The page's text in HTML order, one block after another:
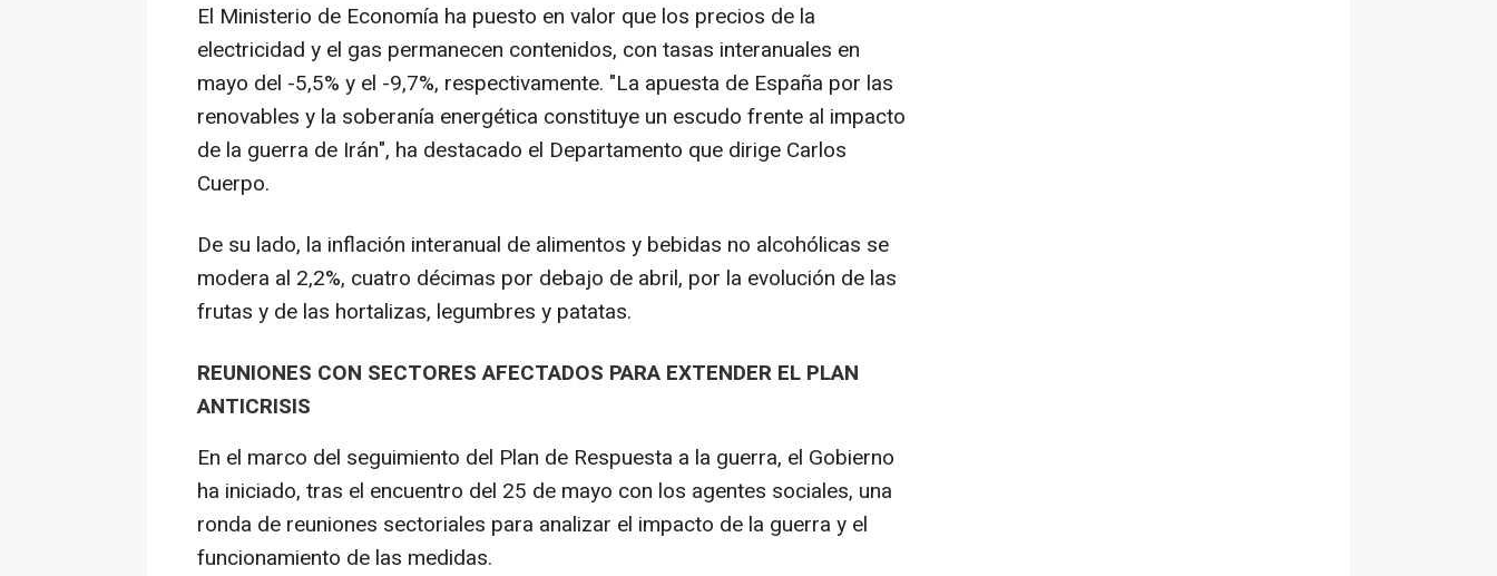
El Ministerio de Economía ha puesto en valor que los precios de la
electricidad y el gas permanecen contenidos, con tasas interanuales en
mayo del -5,5% y el -9,7%, respectivamente. "La apuesta de España por las
renovables y la soberanía energética constituye un escudo frente al impacto
de la guerra de Irán", ha destacado el Departamento que dirige Carlos
Cuerpo.
De su lado, la inflación interanual de alimentos y bebidas no alcohólicas se
modera al 2,2%, cuatro décimas por debajo de abril, por la evolución de las
frutas y de las hortalizas, legumbres y patatas.
REUNIONES CON SECTORES AFECTADOS PARA EXTENDER EL PLAN
ANTICRISIS
En el marco del seguimiento del Plan de Respuesta a la guerra, el Gobierno
ha iniciado, tras el encuentro del 25 de mayo con los agentes sociales, una
ronda de reuniones sectoriales para analizar el impacto de la guerra y el
funcionamiento de las medidas.